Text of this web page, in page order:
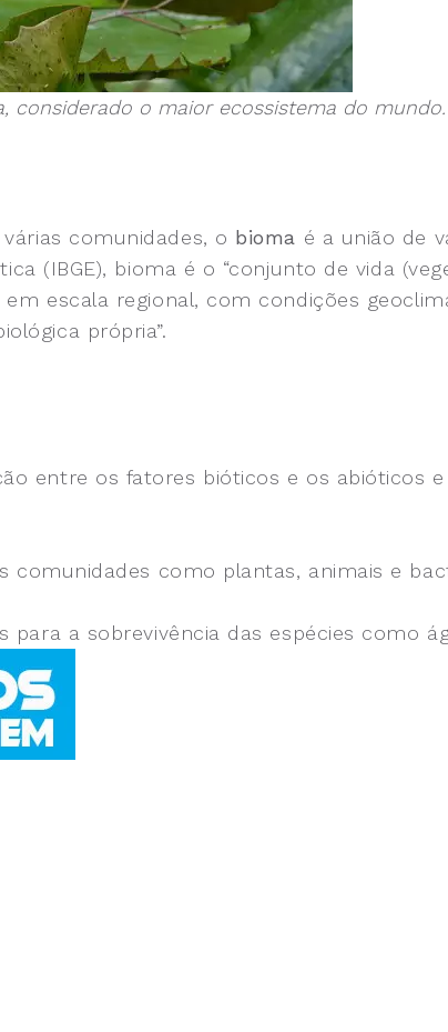
o maior ecossistema do mundo.
comunidades, o bioma é a união de
(IBGE), bioma é o “conjunto de vida
escala regional, com condições
própria”.
entre os fatores bióticos e os abióticos
comunidades como plantas, animais e
a sobrevivência das espécies como